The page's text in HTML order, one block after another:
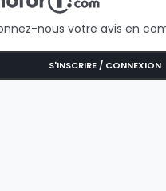
nous votre avis en
S'INSCRIRE / CONNEXION